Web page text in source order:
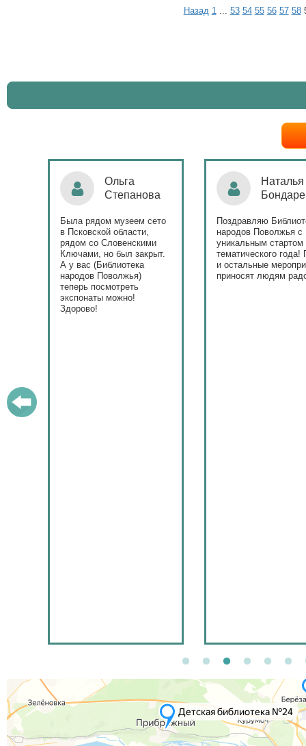
Назад 1 ... 53 54 55 56 57 58
Ольга
Степанова
Была рядом музеем сето
в Псковской области,
рядом со Словенскими
Ключами, но был закрыт.
А у вас (Библиотека
народов Поволжья)
теперь посмотреть
экспонаты можно!
Здорово!
Наталья
Поздравляю
народов Поволжья с
уникальным стартом
тематического года!
и остальные
приносят людям